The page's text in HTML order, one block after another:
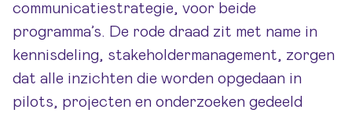
communicatiestrategie, voor beide
programma’s. De rode draad zit met name in
kennisdeling, stakeholdermanagement, zorgen
dat alle inzichten die worden opgedaan in
pilots, projecten en onderzoeken gedeeld